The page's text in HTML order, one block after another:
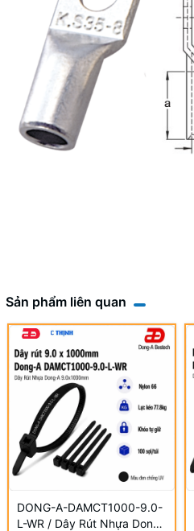
Sản phẩm liên quan
DONG-A-DAMCT1000-9.0-
L-WR / Dây Rút Nhựa Dong-